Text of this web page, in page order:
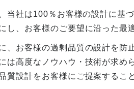
当社は100％お客様の設計に基
し、お客様のご要望に沿った最
、お客様の過剰品質の設計を防
は高度なノウハウ・技術が求め
質設計をお客様にご提案するこ